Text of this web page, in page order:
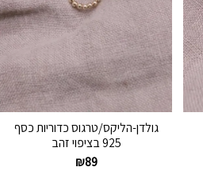
גולדן-הליקס/טרגוס כדוריות כסף
925 בציפוי זהב
₪89